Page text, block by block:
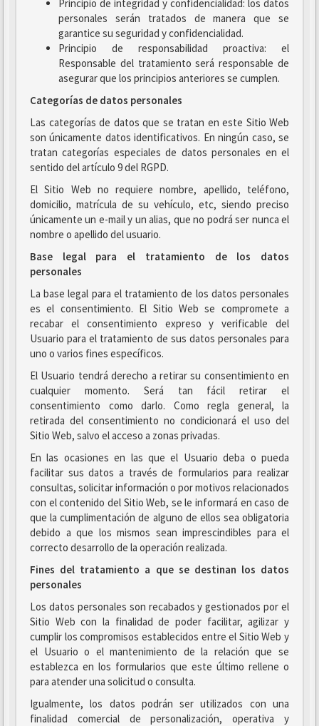
Principio de integridad y confidencialidad: los datos
personales serán tratados de manera que se
garantice su seguridad y confidencialidad.
Principio de responsabilidad proactiva: el
Responsable del tratamiento será responsable de
asegurar que los principios anteriores se cumplen.
Categorías de datos personales
Las categorías de datos que se tratan en este Sitio Web
son únicamente datos identificativos. En ningún caso, se
tratan categorías especiales de datos personales en el
sentido del artículo 9 del RGPD.
El Sitio Web no requiere nombre, apellido, teléfono,
domicilio, matrícula de su vehículo, etc, siendo preciso
únicamente un e-mail y un alias, que no podrá ser nunca el
nombre o apellido del usuario.
Base legal para el tratamiento de los datos
personales
La base legal para el tratamiento de los datos personales
es el consentimiento. El Sitio Web se compromete a
recabar el consentimiento expreso y verificable del
Usuario para el tratamiento de sus datos personales para
uno o varios fines específicos.
El Usuario tendrá derecho a retirar su consentimiento en
cualquier momento. Será tan fácil retirar el
consentimiento como darlo. Como regla general, la
retirada del consentimiento no condicionará el uso del
Sitio Web, salvo el acceso a zonas privadas.
En las ocasiones en las que el Usuario deba o pueda
facilitar sus datos a través de formularios para realizar
consultas, solicitar información o por motivos relacionados
con el contenido del Sitio Web, se le informará en caso de
que la cumplimentación de alguno de ellos sea obligatoria
debido a que los mismos sean imprescindibles para el
correcto desarrollo de la operación realizada.
Fines del tratamiento a que se destinan los datos
personales
Los datos personales son recabados y gestionados por el
Sitio Web con la finalidad de poder facilitar, agilizar y
cumplir los compromisos establecidos entre el Sitio Web y
el Usuario o el mantenimiento de la relación que se
establezca en los formularios que este último rellene o
para atender una solicitud o consulta.
Igualmente, los datos podrán ser utilizados con una
finalidad comercial de personalización, operativa y